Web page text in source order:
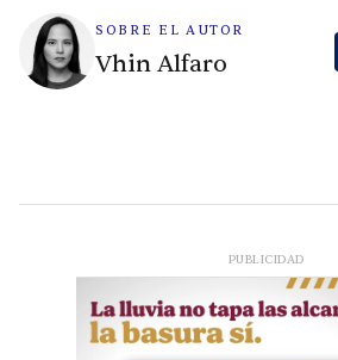
SOBRE EL AUTOR
Vhin Alfaro
PUBLICIDAD